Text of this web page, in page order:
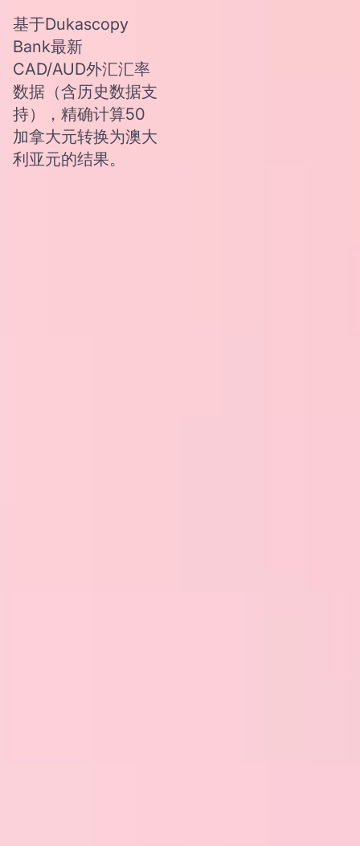
基于Dukascopy
Bank最新
CAD/AUD外汇汇率
数据（含历史数据支
持），精确计算50
加拿大元转换为澳大
利亚元的结果。